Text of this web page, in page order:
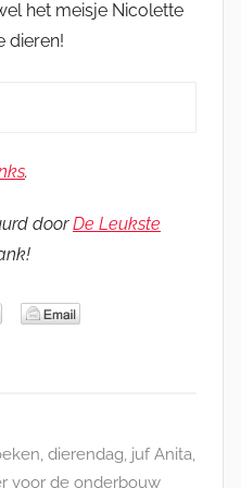
het meisje Nicolette
dieren!
.
doorDe Leukste
, dierendag, juf Anita,
voor de onderbouw